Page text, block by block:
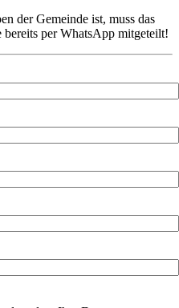
der Gemeinde ist, muss das
per WhatsApp mitgeteilt!